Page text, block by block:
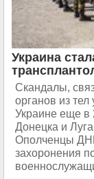
Украина
Скандалы,
органов из
Украине еще в
Донецка и
Ополченцы
захоронения